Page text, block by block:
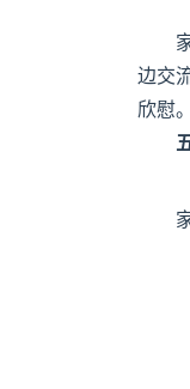
边交
欣慰。